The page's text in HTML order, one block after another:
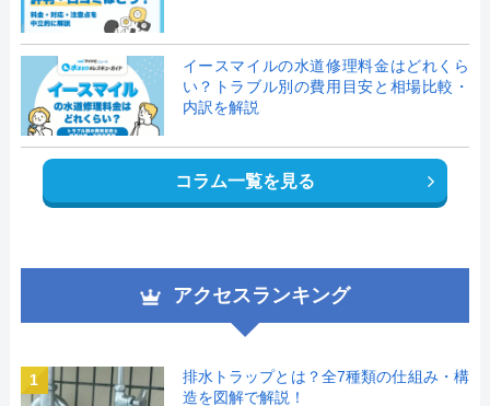
イースマイルの水道修理料金はどれくら
い？トラブル別の費用目安と相場比較・
内訳を解説
コラム一覧を見る
アクセスランキング
1
排水トラップとは？全7種類の仕組み・構
造を図解で解説！